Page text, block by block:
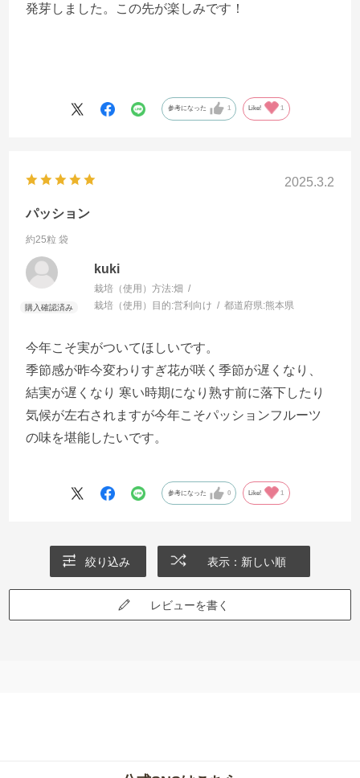
発芽しました。この先が楽しみです！
参考になった 1 Like! 1
2025.3.2
パッション
約25粒 袋
kuki
栽培（使用）方法:畑
栽培（使用）目的:営利向け 都道府県:熊本県
今年こそ実がついてほしいです。
季節感が昨今変わりすぎ花が咲く季節が遅くなり、
結実が遅くなり 寒い時期になり熟す前に落下したり
気候が左右されますが今年こそパッションフルーツ
の味を堪能したいです。
参考になった 0 Like! 1
絞り込み 表示：新しい順
レビューを書く